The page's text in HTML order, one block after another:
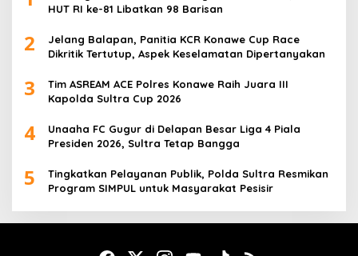
HUT RI ke-81 Libatkan 98 Barisan
2
Jelang Balapan, Panitia KCR Konawe Cup Race
Dikritik Tertutup, Aspek Keselamatan Dipertanyakan
3
Tim ASREAM ACE Polres Konawe Raih Juara III
Kapolda Sultra Cup 2026
4
Unaaha FC Gugur di Delapan Besar Liga 4 Piala
Presiden 2026, Sultra Tetap Bangga
5
Tingkatkan Pelayanan Publik, Polda Sultra Resmikan
Program SIMPUL untuk Masyarakat Pesisir